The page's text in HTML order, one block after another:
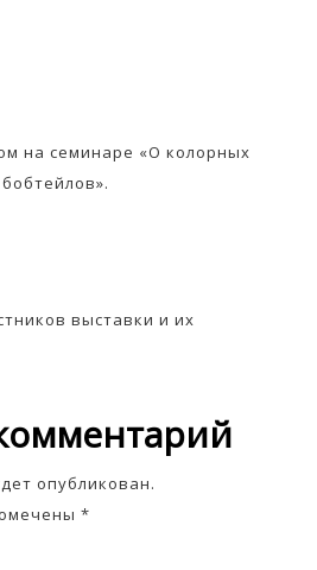
на семинаре «О колорных
выставки и их
опубликован.
*